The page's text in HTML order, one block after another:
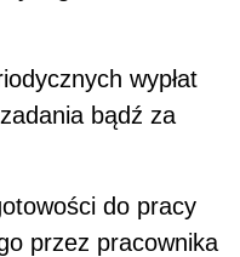
wypłat
bądź za
do pracy
przez pracownika